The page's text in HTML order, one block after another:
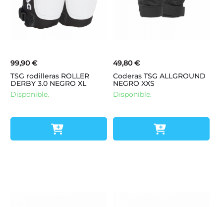
99,90 €
TSG rodilleras ROLLER
DERBY 3.0 NEGRO XL
Disponible.
49,80 €
Coderas TSG ALLGROUND
NEGRO XXS
Disponible.